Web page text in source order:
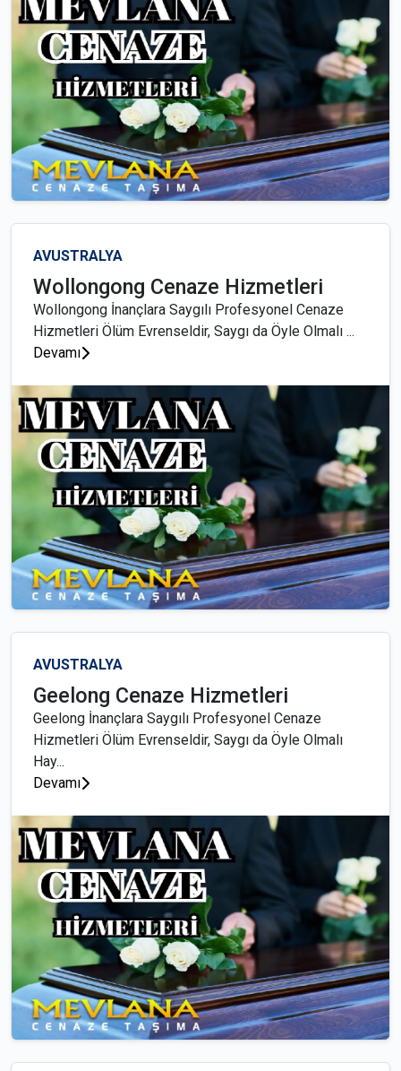
AVUSTRALYA
Wollongong Cenaze Hizmetleri
Wollongong İnançlara Saygılı Profesyonel Cenaze
Hizmetleri Ölüm Evrenseldir, Saygı da Öyle Olmalı ...
Devamı
AVUSTRALYA
Geelong Cenaze Hizmetleri
Geelong İnançlara Saygılı Profesyonel Cenaze
Hizmetleri Ölüm Evrenseldir, Saygı da Öyle Olmalı
Hay...
Devamı